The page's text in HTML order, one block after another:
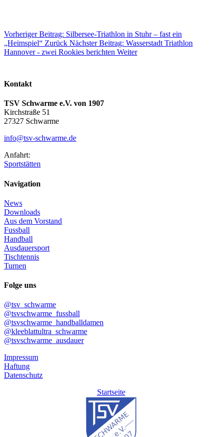
Vorheriger Beitrag: Silbersee-Triathlon in Stuhr – fast ein
„Heimspiel“ Zurück Nächster Beitrag: Wasserstadt Triathlon
Hannover - zwei Rookies berichten Weiter
Kontakt
TSV Schwarme e.V. von 1907
Kirchstraße 51
27327 Schwarme
info@tsv-schwarme.de
Anfahrt:
Sportstätten
Navigation
News
Downloads
Aus dem Vorstand
Fussball
Handball
Ausdauersport
Tischtennis
Turnen
Folge uns
@tsv_schwarme
@tsvschwarme_fussball
@tsvschwarme_handballdamen
@kleeblattultra_schwarme
@tsvschwarme_ausdauer
Impressum
Haftung
Datenschutz
Startseite